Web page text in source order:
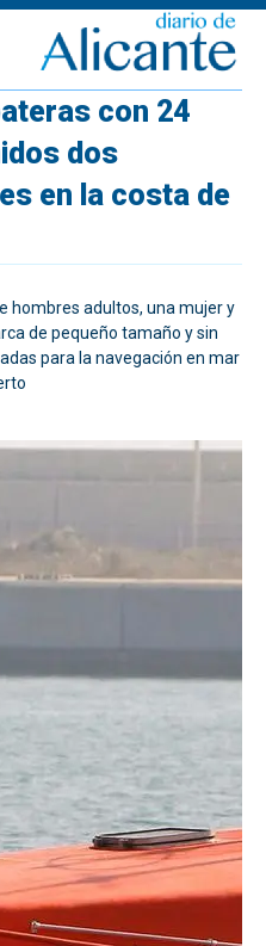
con 24
dos
en la costa de
hombres adultos, una mujer y
de pequeño tamaño y sin
para la navegación en mar